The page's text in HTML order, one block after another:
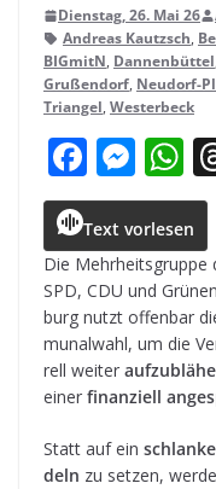
Dienstag, 26. Mai 26
Andreas Kautzsch,
BIGmitN, Dannenbüttel
Grußendorf, Neudorf-
Triangel, Westerbeck
F
a
c
e
b
o
o
M
e
ss
e
n
g
e
h
a
A
p
p
Text vorlesen
Die Mehr­heits­gruppe
SPD, CDU und
burg nutzt offen­bar
mu­nal­wahl, um die
rell wei­ter
einer finan­zi­ell
Statt auf ein
deln zu set­zen,